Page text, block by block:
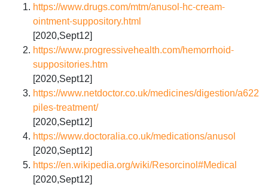
https://www.drugs.com/mtm/anusol-hc-cream-
ointment-suppository.html
[2020,Sept12]
https://www.progressivehealth.com/hemorrhoid-
suppositories.htm
[2020,Sept12]
https://www.netdoctor.co.uk/medicines/digestion/
piles-treatment/
[2020,Sept12]
https://www.doctoralia.co.uk/medications/anusol
[2020,Sept12]
https://en.wikipedia.org/wiki/Resorcinol#Medical
[2020,Sept12]